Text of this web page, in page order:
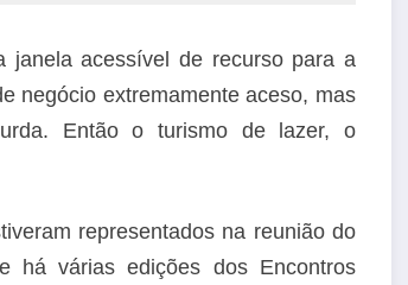
janela acessível de recurso para a
negócio extremamente aceso, mas
Então o turismo de lazer, o
representados na reunião do
há várias edições dos Encontros